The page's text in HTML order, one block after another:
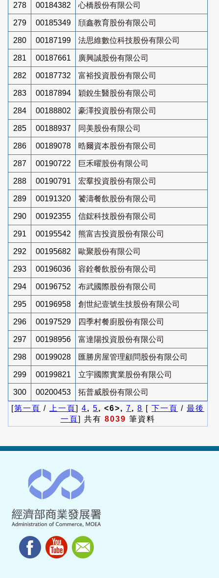
278 00184382 心橋股份有限公司
279 00185349 頎鑫教育股份有限公司
280 00187199 法思維數位科技股份有限公司
281 00187661 廣興誠股份有限公司
282 00187732 富裕投資股份有限公司
283 00187894 穎銳生醫股份有限公司
284 00188802 豪澤投資股份有限公司
285 00188937 同美股份有限公司
286 00189078 晧爾資本股份有限公司
287 00190722 巨禾曜股份有限公司
288 00190791 宏羣投資股份有限公司
289 00191320 饕濤餐飲股份有限公司
290 00192355 信鋐科技股份有限公司
291 00195542 熊富吉投資股份有限公司
292 00195682 歐聚股份有限公司
293 00196036 容銓餐飲股份有限公司
294 00196752 布武國際股份有限公司
295 00196958 創世紀壹號生技股份有限公司
296 00197529 四季村餐廚股份有限公司
297 00198956 富達陽投資股份有限公司
298 00199028 匯勝房屋管理顧問股份有限公司
299 00199821 立宇國際實業股份有限公司
300 00200453
拓普威股份有限公司
[第一頁 / 上一頁] 4, 5, <6>, 7, 8 [ 下一頁 / 最後
一頁] 共有 8039 筆資料